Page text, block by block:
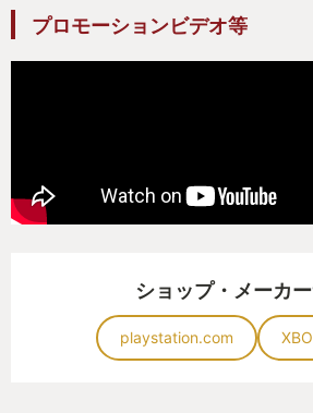
地へ。
プロモーションビデオ等
ショップ・メーカ
playstation.com